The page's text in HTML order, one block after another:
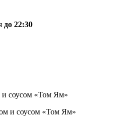
до 22:30
и соусом «Том Ям»